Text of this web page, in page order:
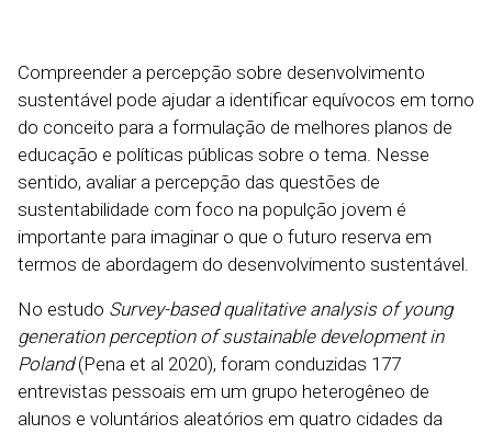
Compreender a percepção sobre desenvolvimento
sustentável pode ajudar a identificar equívocos em torno
do conceito para a formulação de melhores planos de
educação e políticas públicas sobre o tema. Nesse
sentido, avaliar a percepção das questões de
sustentabilidade com foco na populção jovem é
importante para imaginar o que o futuro reserva em
termos de abordagem do desenvolvimento sustentável.
No estudo Survey-based qualitative analysis of young
generation perception of sustainable development in
Poland(Pena et al 2020), foram conduzidas 177
entrevistas pessoais em um grupo heterogêneo de
alunos e voluntários aleatórios em quatro cidades da